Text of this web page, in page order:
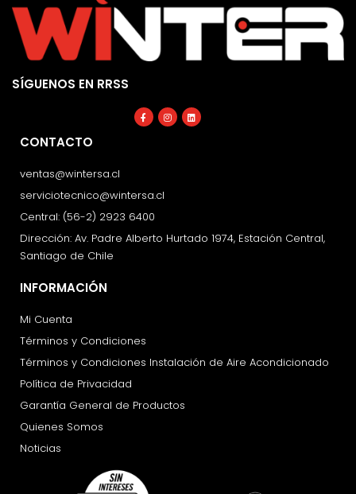
SÍGUENOS EN RRSS
Facebook-
f
Instagram
Linkedin
CONTACTO
ventas@wintersa.cl
serviciotecnico@wintersa.cl
Central: (56-2) 2923 6400
Dirección: Av. Padre Alberto Hurtado 1974, Estación Central,
Santiago de Chile
INFORMACIÓN
Mi Cuenta
Términos y Condiciones
Términos y Condiciones Instalación de Aire Acondicionado
Política de Privacidad
Garantía General de Productos
Quienes Somos
Noticias